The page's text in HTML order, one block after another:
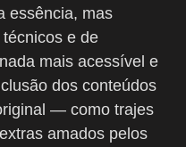
essência, mas
e de
mais acessível e
dos conteúdos
— como trajes
amados pelos